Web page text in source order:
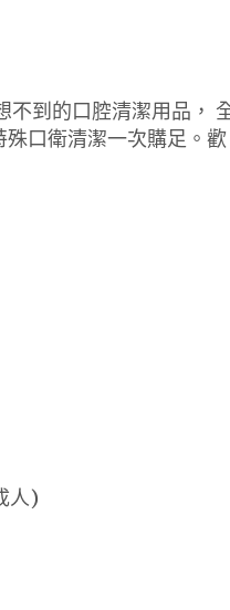
不到的口腔清潔用品，
口衛清潔一次購足。歡
人)